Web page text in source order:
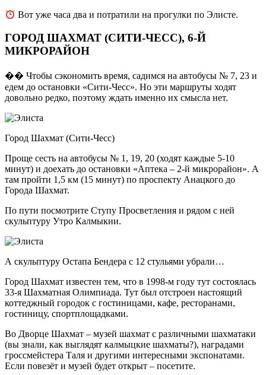
Вот уже часа два и потратили на прогулки по Элисте.
ГОРОД ШАХМАТ (СИТИ-ЧЕСС), 6-Й
МИКРОРАЙОН
�� Чтобы сэкономить время, садимся на автобусы № 7, 23 и
едем до остановки «Сити-Чесс». Но эти маршруты ходят
довольно редко, поэтому ждать именно их смысла нет.
Город Шахмат (Сити-Чесс)
Проще сесть на автобусы № 1, 19, 20 (ходят каждые 5-10
минут) и доехать до остановки «Аптека – 2-й микрорайон». А
там пройти 1,5 км (15 минут) по проспекту Анацкого до
Города Шахмат.
По пути посмотрите Ступу Просветления и рядом с ней
скульптуру Утро Калмыкии.
А скульптуру Остапа Бендера с 12 стульями убрали…
Город Шахмат известен тем, что в 1998-м году тут состоялась
33-я Шахматная Олимпиада. Тут был отстроен настоящий
коттеджный городок с гостиницами, кафе, ресторанами,
гостиницу, спортплощадками.
Во Дворце Шахмат – музей шахмат с различными шахматаки
(вы знали, как выглядят калмыцкие шахматы?), наградами
гроссмейстера Таля и другими интересными экспонатами.
Если повезёт и музей будет открыт – посетите.